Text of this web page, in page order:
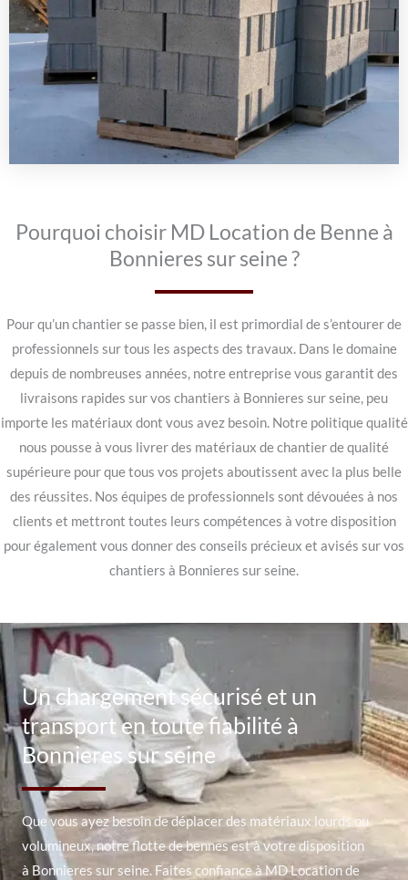
Pourquoi choisir MD Location de Benne à
Bonnieres sur seine ?
Pour qu’un chantier se passe bien, il est primordial de s’entourer de
professionnels sur tous les aspects des travaux. Dans le domaine
depuis de nombreuses années, notre entreprise vous garantit des
livraisons rapides sur vos chantiers à Bonnieres sur seine, peu
importe les matériaux dont vous avez besoin. Notre politique qualité
nous pousse à vous livrer des matériaux de chantier de qualité
supérieure pour que tous vos projets aboutissent avec la plus belle
des réussites. Nos équipes de professionnels sont dévouées à nos
clients et mettront toutes leurs compétences à votre disposition
pour également vous donner des conseils précieux et avisés sur vos
chantiers à Bonnieres sur seine.
Un chargement sécurisé et un
transport en toute fiabilité à
Bonnieres sur seine
Que vous ayez besoin de déplacer des matériaux lourds ou
volumineux, notre flotte de bennes est à votre disposition
à Bonnieres sur seine. Faites confiance à MD Location de